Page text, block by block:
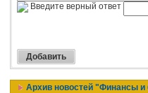
Введите верный ответ
Архив новостей "Финансы и